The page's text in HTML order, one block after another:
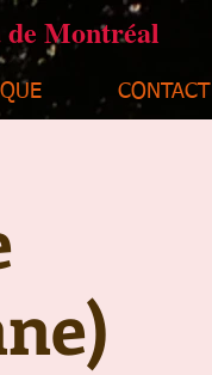
Montréal
CONTACT